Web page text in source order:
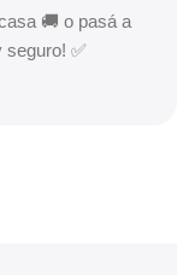
🚚 o pasá a
seguro! ✅